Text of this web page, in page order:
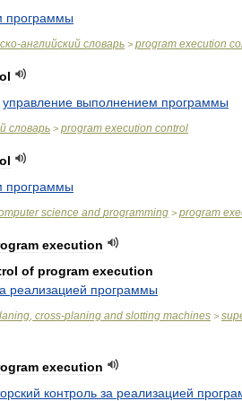
программы
-английский словарь > program execution
управление выполнением программы
словарь > program execution control
программы
science and programming > program
execution
of program execution
реализацией программы
, cross-planing and slotting machines >
execution
контроль за реализацией